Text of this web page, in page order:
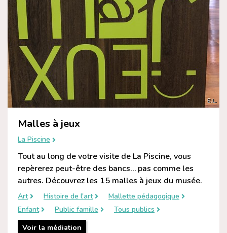
E.L.
Malles à jeux
La Piscine
Tout au long de votre visite de La Piscine, vous
repèrerez peut-être des bancs… pas comme les
autres. Découvrez les 15 malles à jeux du musée.
Art Histoire de l'art
Mallette pédagogique
Enfant
Public famille
Tous publics
Voir la médiation